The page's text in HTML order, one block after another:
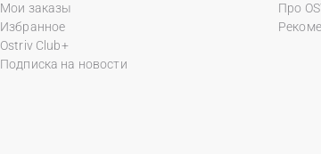
Мои заказы
Избранное
Ostriv Club+
Подписка на новости
Про